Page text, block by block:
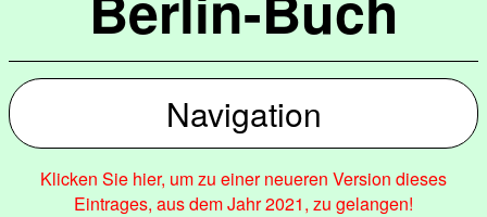
Navigation
Klicken Sie hier, um zu einer neueren Version dieses
Eintrages, aus dem Jahr 2021, zu gelangen!